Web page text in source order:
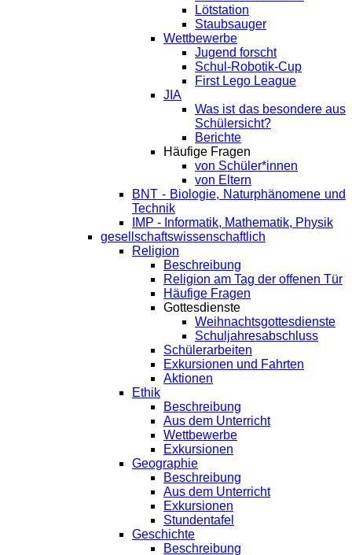
Lötstation
Staubsauger
Wettbewerbe
Jugend forscht
Schul-Robotik-Cup
First Lego League
JIA
Was ist das besondere aus
Schülersicht?
Berichte
Häufige Fragen
von Schüler*innen
von Eltern
BNT - Biologie, Naturphänomene und
Technik
IMP - Informatik, Mathematik, Physik
gesellschaftswissenschaftlich
Religion
Beschreibung
Religion am Tag der offenen Tür
Häufige Fragen
Gottesdienste
Weihnachtsgottesdienste
Schuljahresabschluss
Schülerarbeiten
Exkursionen und Fahrten
Aktionen
Ethik
Beschreibung
Aus dem Unterricht
Wettbewerbe
Exkursionen
Geographie
Beschreibung
Aus dem Unterricht
Exkursionen
Stundentafel
Geschichte
Beschreibung